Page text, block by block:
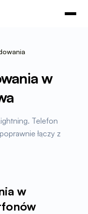
w
Telefon
łączy z
w